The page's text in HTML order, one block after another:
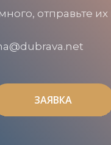
отправьте их
ЗАЯВКА
ЗАЯВКА